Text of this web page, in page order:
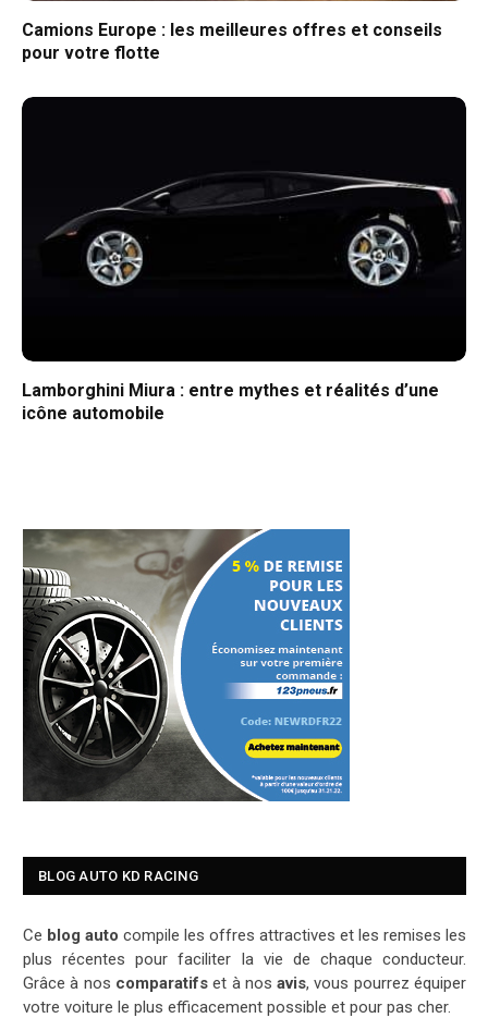
Camions Europe : les meilleures offres et conseils
pour votre flotte
Lamborghini Miura : entre mythes et réalités d’une
icône automobile
BLOG AUTO KD RACING
Ce blog auto compile les offres attractives et les remises les
plus récentes pour faciliter la vie de chaque conducteur.
Grâce à nos comparatifset à nosavis, vous pourrez équiper
votre voiture le plus efficacement possible et pour pas cher.